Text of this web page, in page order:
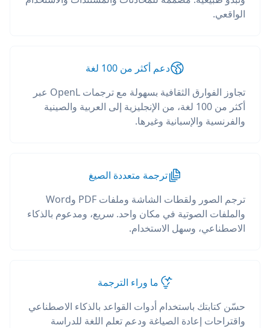
الواقعي.
دعم أكثر من 100 لغة
تجاوز الفوارق الثقافية بسهولة مع ترجمات OpenL عبر
أكثر من 100 لغة، من الإنجليزية إلى العربية والصينية
والفرنسية والإسبانية وغيرها.
ترجمة متعددة الصيغ
ترجم الصور ولقطات الشاشة وملفات PDF وWord
والملفات الصوتية في مكان واحد. سريع، ومدعوم بالذكاء
الاصطناعي، وسهل الاستخدام.
ما وراء الترجمة
حسّن كتابتك باستخدام أدوات القواعد بالذكاء الاصطناعي
واقتراحات إعادة الصياغة ودعم تعلم اللغة للدراسة